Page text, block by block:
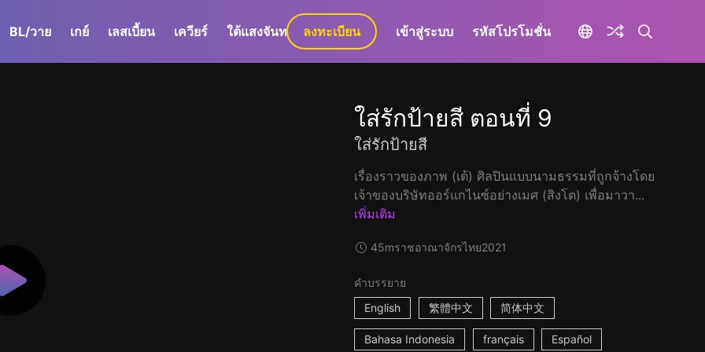
BL/วาย เกย์ เลสเบี้ยน เควียร์ ใต้แสงจันทร์ GaLa+
ลงทะเบียน เข้าสู่ระบบ รหัสโปรโมชั่น
ใส่รักป้ายสี ตอนที่ 9
ใส่รักป้ายสี
เรื่องราวของภาพ (เต้) ศิลปินแบบนามธรรมที่ถูกจ้างโดย
เจ้าของบริษัทออร์แกไนซ์อย่างเมศ (สิงโต) เพื่อมาวา...
เพิ่มเติม
45mราชอาณาจักรไทย2021
คำบรรยาย
English
繁體中文 简体中文
Bahasa Indonesia français Español